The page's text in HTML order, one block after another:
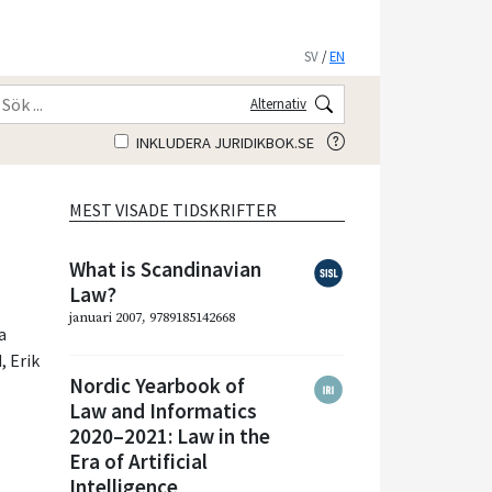
SV /EN
Alternativ
INKLUDERA JURIDIKBOK.SE
, Erik
MEST VISADE TIDSKRIFTER
What is Scandinavian
Law?
januari 2007, 9789185142668
Nordic Yearbook of
Law and Informatics
2020–2021: Law in the
Era of Artificial
Intelligence